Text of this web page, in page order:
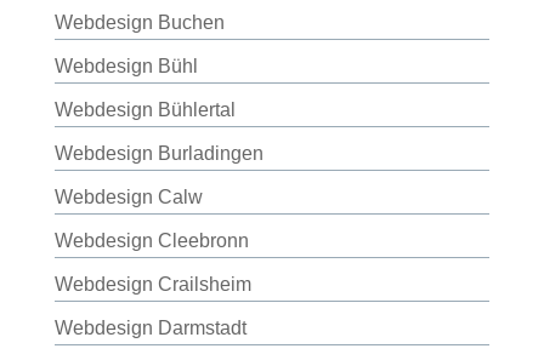
Webdesign Buchen
Webdesign Bühl
Webdesign Bühlertal
Webdesign Burladingen
Webdesign Calw
Webdesign Cleebronn
Webdesign Crailsheim
Webdesign Darmstadt